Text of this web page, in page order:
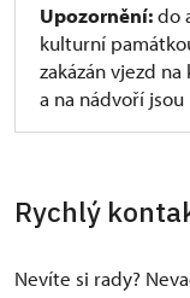
Upozornění:do
kulturní
zakázán vjezd
a na nádvoří
Rychlý
Nevíte si rady?